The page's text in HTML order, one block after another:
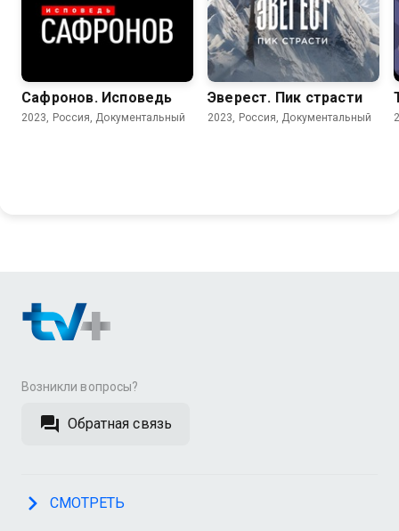
Сафронов. Исповедь
2023, Россия, Документальный
Эверест. Пик страсти
2023, Россия, Документальный
Возникли вопросы?
Обратная связь
СМОТРЕТЬ